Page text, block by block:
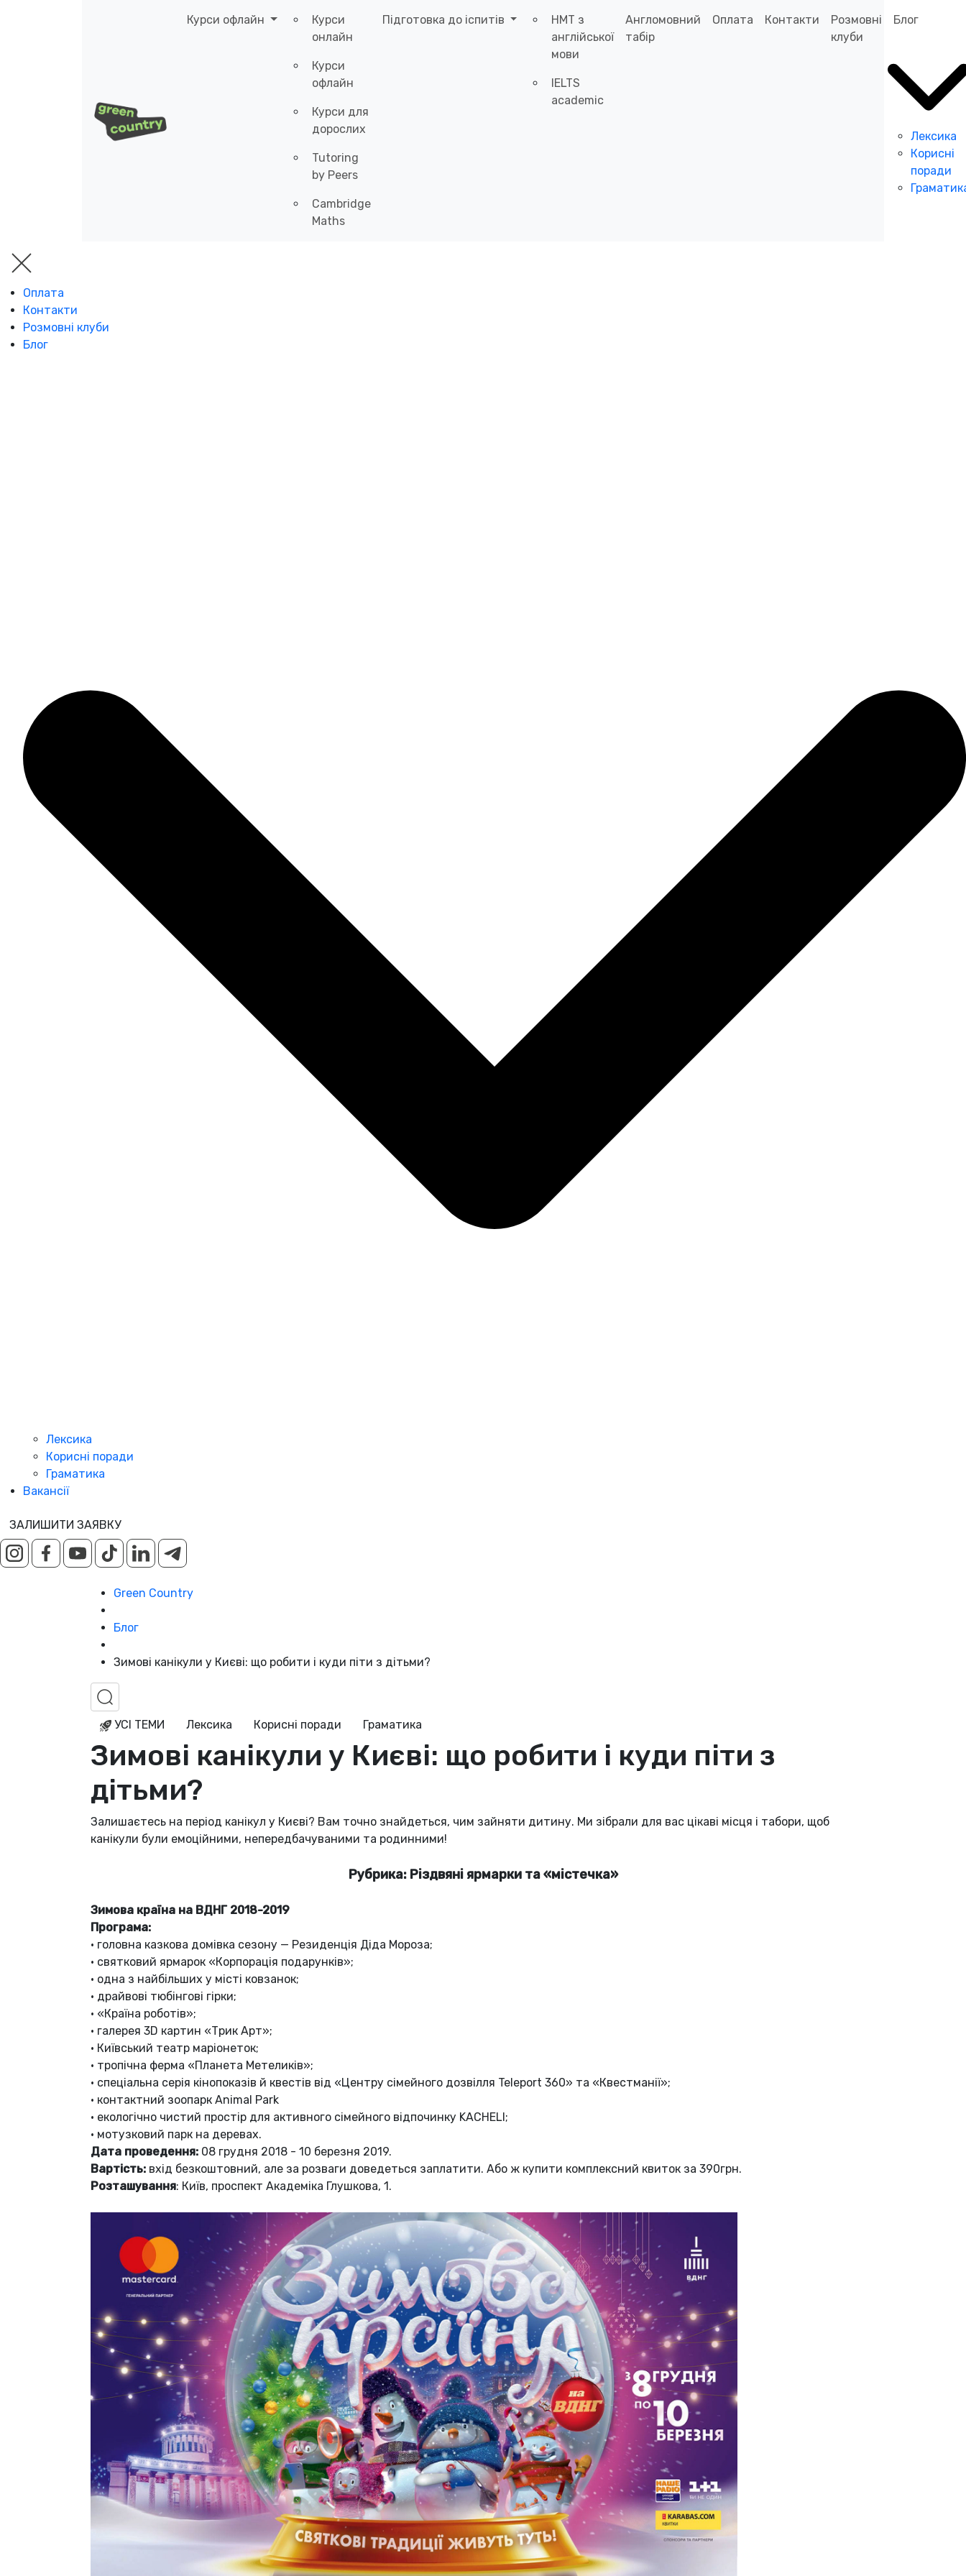
Курси офлайн
Курси
онлайн
Курси
офлайн
Курси для
дорослих
Tutoring
by Peers
Cambridge
Maths
Підготовка до іспитів
НМТ з
англійської
мови
IELTS
academic
Англомовний
табір
Оплата Контакти
Розмовні
клуби
Блог
Лексика
Корисні
поради
Оплата
Контакти
Розмовні клуби
Блог
Лексика
Корисні поради
Граматика
Вакансії
ЗАЛИШИТИ ЗАЯВКУ
Green Country
Блог
Зимові канікули у Києві: що робити і куди піти з дітьми?
УСІ ТЕМИ Лексика Корисні поради Граматика
Зимові канікули у Києві: що робити і куди піти з
дітьми?
Залишаєтесь на період канікул у Києві? Вам точно знайдеться, чим зайняти дитину. Ми зібрали для вас цікаві місця і табори, щоб
канікули були емоційними, непередбачуваними та родинними!
Рубрика: Різдвяні ярмарки та «містечка»
Зимова країна на ВДНГ 2018-2019
Програма:
• головна казкова домівка сезону — Резиденція Діда Мороза;
• святковий ярмарок «Корпорація подарунків»;
• одна з найбільших у місті ковзанок;
• драйвові тюбінгові гірки;
• «Країна роботів»;
• галерея 3D картин «Трик Арт»;
• Київський театр маріонеток;
• тропічна ферма «Планета Метеликів»;
• спеціальна серія кінопоказів й квестів від «Центру сімейного дозвілля Teleport 360» та «Квестманії»;
• контактний зоопарк Animal Park
• екологічно чистий простір для активного сімейного відпочинку KACHELI;
• мотузковий парк на деревах.
Дата проведення: 08 грудня 2018 - 10 березня 2019.
Вартість: вхід безкоштовний, але за розваги доведеться заплатити. Або ж купити комплексний квиток за 390грн.
Розташування: Київ, проспект Академіка Глушкова, 1.